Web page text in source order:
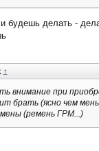
будешь делать -
↑
внимание при
брать (ясно чем
(ремень ГРМ...)